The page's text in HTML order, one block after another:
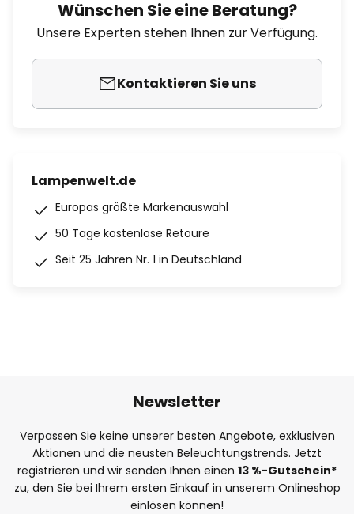
Wünschen Sie eine Beratung?
Unsere Experten stehen Ihnen zur Verfügung.
Kontaktieren Sie uns
Lampenwelt.de
Europas größte Markenauswahl
50 Tage kostenlose Retoure
Seit 25 Jahren Nr. 1 in Deutschland
Newsletter
Verpassen Sie keine unserer besten Angebote, exklusiven
Aktionen und die neusten Beleuchtungstrends. Jetzt
registrieren und wir senden Ihnen einen 13 %-Gutschein*
zu, den Sie bei Ihrem ersten Einkauf in unserem Onlineshop
einlösen können!